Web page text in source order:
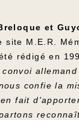
et
M.E.R.
rédigé en
confie la
fait